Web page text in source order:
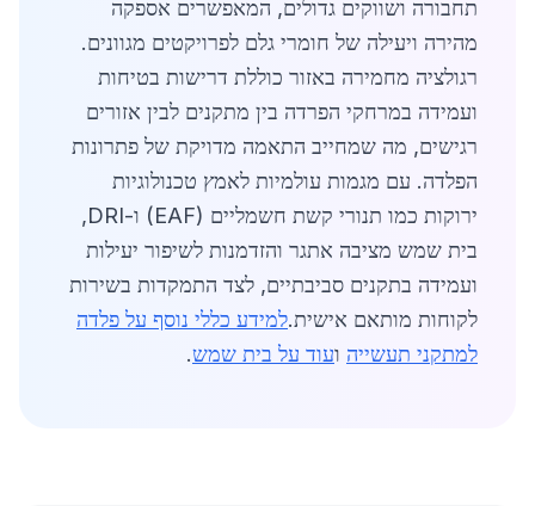
תחבורה ושווקים גדולים, המאפשרים אספקה
מהירה ויעילה של חומרי גלם לפרויקטים מגוונים.
רגולציה מחמירה באזור כוללת דרישות בטיחות
ועמידה במרחקי הפרדה בין מתקנים לבין אזורים
רגישים, מה שמחייב התאמה מדויקת של פתרונות
הפלדה. עם מגמות עולמיות לאמץ טכנולוגיות
ירוקות כמו תנורי קשת חשמליים (EAF) ו-DRI,
בית שמש מציבה אתגר והזדמנות לשיפור יעילות
ועמידה בתקנים סביבתיים, לצד התמקדות בשירות
לקוחות מותאם אישית.למידע כללי נוסף על פלדה
למתקני תעשייה ועוד על בית שמש.